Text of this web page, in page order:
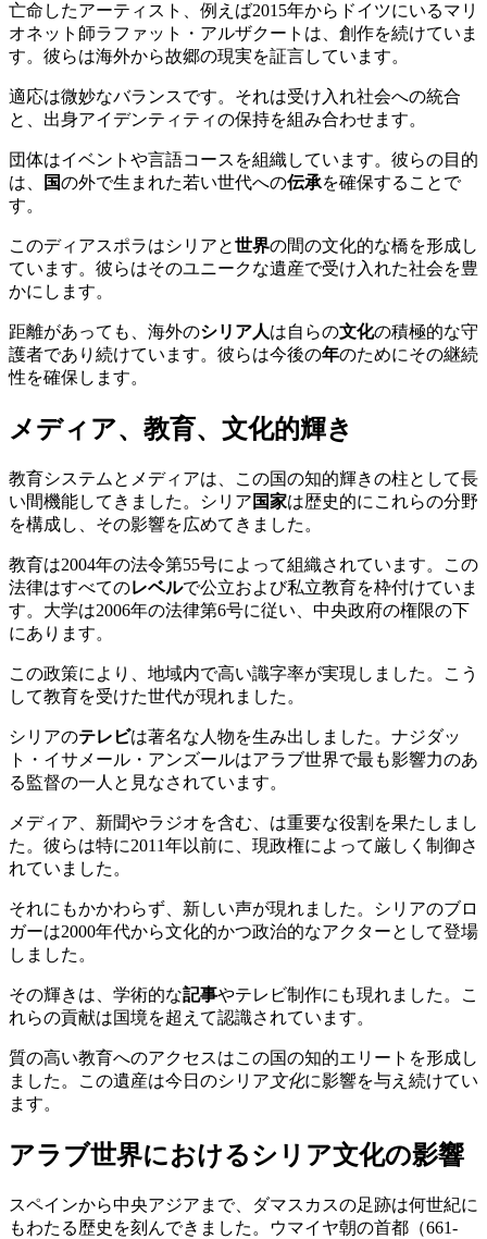
亡命したアーティスト、例えば2015年からドイツにいるマリ
オネット師ラファット・アルザクートは、創作を続けていま
す。彼らは海外から故郷の現実を証言しています。
適応は微妙なバランスです。それは受け入れ社会への統合
と、出身アイデンティティの保持を組み合わせます。
団体はイベントや言語コースを組織しています。彼らの目的
は、
国の外で生まれた若い世代への伝承を確保することで
す。
このディアスポラはシリアと世界の間の文化的な橋を形成し
ています。彼らはそのユニークな遺産で受け入れた社会を豊
かにします。
距離があっても、海外のシリア人は自らの文化の積極的な守
護者であり続けています。彼らは今後の年のためにその継続
性を確保します。
メディア、教育、文化的輝き
教育システムとメディアは、この国の知的輝きの柱として長
い間機能してきました。シリア 国家は歴史的にこれらの分野
を構成し、その影響を広めてきました。
教育は2004年の法令第55号によって組織されています。この
法律はすべてのレベルで公立および私立教育を枠付けていま
す。大学は2006年の法律第6号に従い、中央政府の権限の下
にあります。
この政策により、地域内で高い識字率が実現しました。こう
して教育を受けた世代が現れました。
シリアのテレビは著名な人物を生み出しました。ナジダッ
ト・イサメール・アンズールはアラブ世界で最も影響力のあ
る監督の一人と見なされています。
メディア、新聞やラジオを含む、は重要な役割を果たしまし
た。彼らは特に2011年以前に、現政権によって厳しく制御さ
れていました。
それにもかかわらず、新しい声が現れました。シリアのブロ
ガーは2000年代から文化的かつ政治的なアクターとして登場
しました。
その輝きは、学術的な記事やテレビ制作にも現れました。こ
れらの貢献は国境を超えて認識されています。
質の高い教育へのアクセスはこの国の知的エリートを形成し
ました。この遺産は今日のシリア文化に影響を与え続けてい
ます。
アラブ世界におけるシリア文化の影響
スペインから中央アジアまで、ダマスカスの足跡は何世紀に
もわたる歴史を刻んできました。ウマイヤ朝の首都（661-